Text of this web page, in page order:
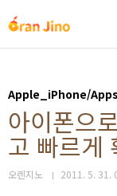
Apple_iPhone/Apps
아이폰으
고 빠르게
오렌지노 2011. 5. 31.